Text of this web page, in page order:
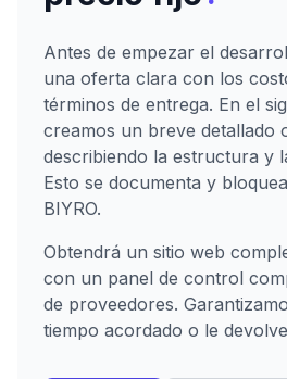
Antes de empezar el
una oferta clara con los
términos de entrega. En el
creamos un breve detallado
describiendo la estructura y
Esto se documenta y
BIYRO.
Obtendrá un sitio web
con un panel de control
de proveedores.
tiempo acordado o le